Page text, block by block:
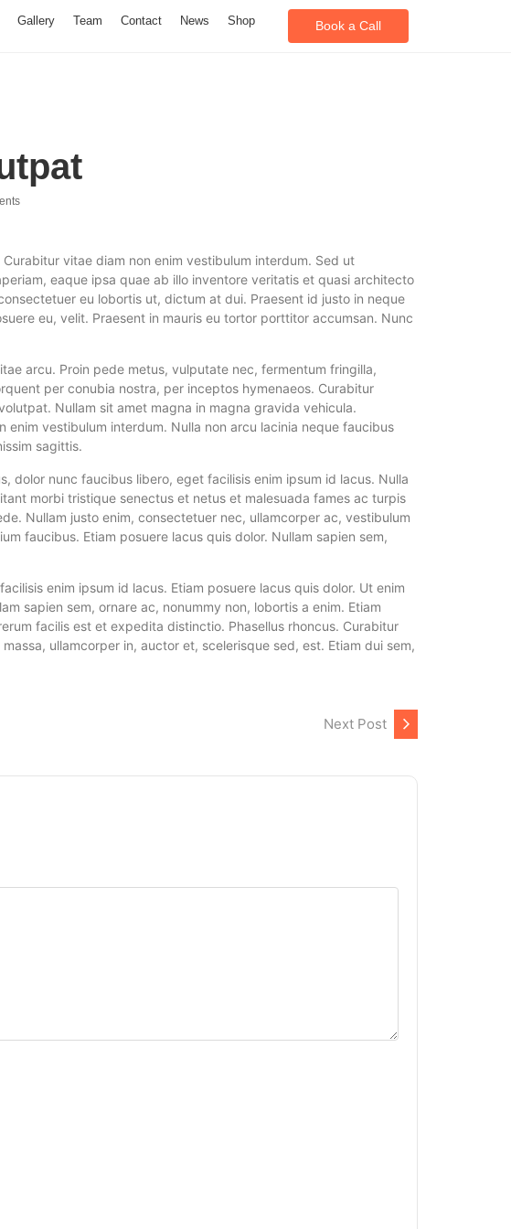
Gallery Team Contact News Shop Book a Call
vitae diam non enim vestibulum interdum. Sed ut
eaque ipsa quae ab illo inventore veritatis et quasi architecto
eu lobortis ut, dictum at dui. Praesent id justo in neque
eu, velit. Praesent in mauris eu tortor porttitor accumsan. Nunc
arcu. Proin pede metus, vulputate nec, fermentum fringilla,
per conubia nostra, per inceptos hymenaeos. Curabitur
Nullam sit amet magna in magna gravida vehicula.
vestibulum interdum. Nulla non arcu lacinia neque faucibus
sagittis.
dolor nunc faucibus libero, eget facilisis enim ipsum id lacus. Nulla
morbi tristique senectus et netus et malesuada fames ac turpis
Nullam justo enim, consectetuer nec, ullamcorper ac, vestibulum
faucibus. Etiam posuere lacus quis dolor. Nullam sapien sem,
enim ipsum id lacus. Etiam posuere lacus quis dolor. Ut enim
sapien sem, ornare ac, nonummy non, lobortis a enim. Etiam
facilis est et expedita distinctio. Phasellus rhoncus. Curabitur
ullamcorper in, auctor et, scelerisque sed, est. Etiam dui sem,
Next Post